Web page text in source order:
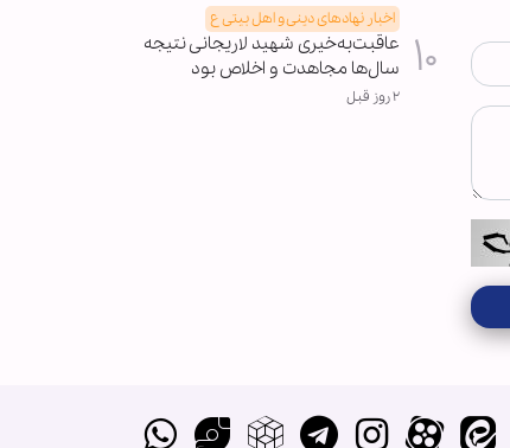
اخبار نهادهای دینی و اهل بیتی ع
عاقبت‌به‌خیری شهید لاریجانی نتیجه
سال‌ها مجاهدت و اخلاص بود
۲ روز قبل